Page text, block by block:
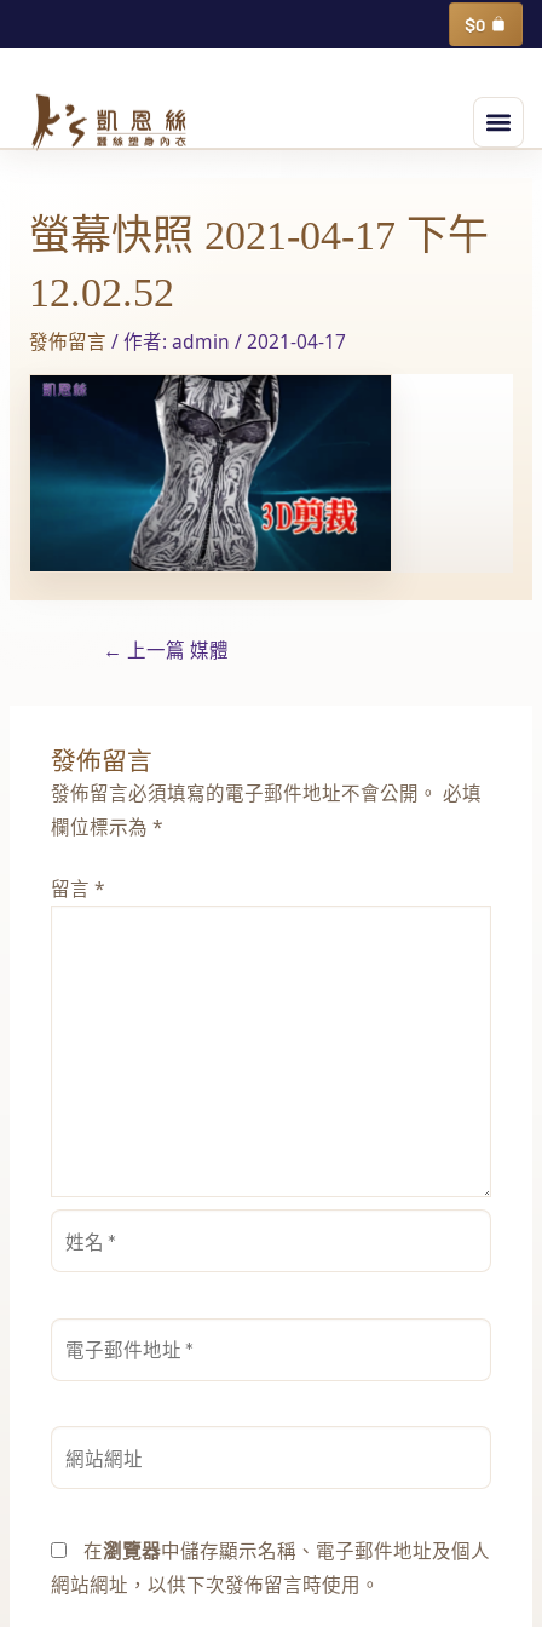
至
內
$0
物
籃
選
單
螢幕快照 2021-04-17 下午
12.02.52
發佈留言 / 作者: admin /2021-04-17
← 上一篇 媒體
發佈留言
發佈留言必須填寫的電子郵件地址不會公開。 必填
欄位標示為 *
留言 *
名
電
子
件
地
*
站
址
在瀏覽器中儲存顯示名稱、電子郵件地址及個人
網站網址，以供下次發佈留言時使用。